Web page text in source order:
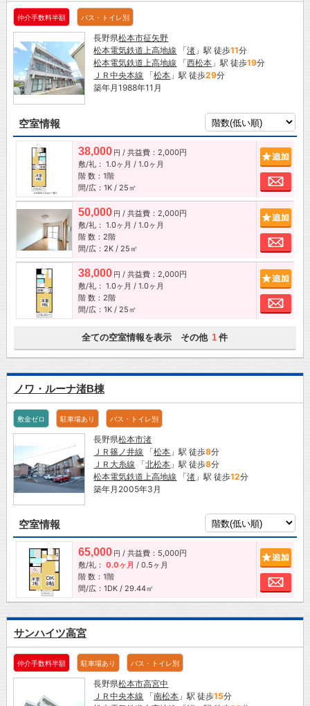
仲介手数料半額 バス・トイレ別
長野県松本市征矢野
松本電気鉄道上高地線 「渚 」駅 徒歩11分
松本電気鉄道上高地線 「西松本 」駅 徒歩19分
ＪＲ中央本線 「松本 」駅 徒歩29分
築年月1988年11月
空室情報
38,000 円 / 共益費：2,000円
敷/礼： 1.0ヶ月 / 1.0ヶ月
階 数：1階
間/広：1K / 25㎡
追加
お
50,000 円 / 共益費：2,000円
敷/礼： 1.0ヶ月 / 1.0ヶ月
階 数：2階
間/広：2K / 25㎡
追加
お
38,000 円 / 共益費：2,000円
敷/礼： 1.0ヶ月 / 1.0ヶ月
階 数：2階
間/広：1K / 25㎡
追加
お
全ての空室情報を表示 その他 1 件
ノワ・ルーナ渚B棟
敷金ゼロ 駐車場あり バス・トイレ別
長野県松本市渚
ＪＲ篠ノ井線 「松本 」駅 徒歩8分
ＪＲ大糸線 「北松本 」駅 徒歩8分
松本電気鉄道上高地線 「渚 」駅 徒歩12分
築年月2005年3月
空室情報
65,000 円 / 共益費：5,000円
敷/礼： 0.0ヶ月 / 0.5ヶ月
階 数：1階
間/広：1DK / 29.44㎡
お
サンハイツ高宮
仲介手数料半額 駐車場あり バス・トイレ別
長野県松本市高宮中
ＪＲ中央本線 「南松本 」駅 徒歩15分